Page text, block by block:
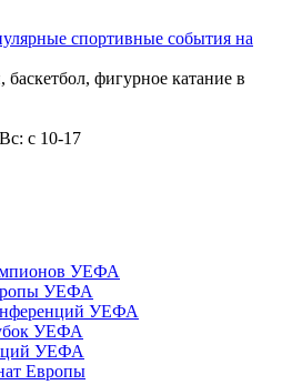
спортивные события на
фигурное катание в
с 10-17
УЕФА
УЕФА
УЕФА
УЕФА
УЕФА
Европы